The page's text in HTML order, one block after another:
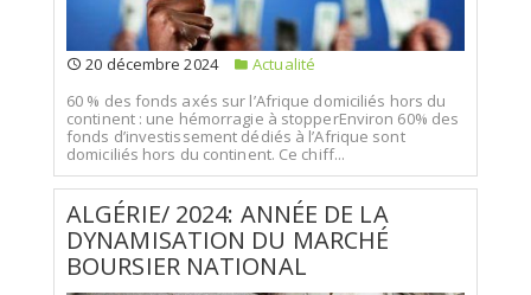
20 décembre 2024
Actualité
60 % des fonds axés sur l’Afrique domiciliés hors du
continent : une hémorragie à stopperEnviron 60% des
fonds d’investissement dédiés à l’Afrique sont
domiciliés hors du continent. Ce chiff...
ALGÉRIE/ 2024: ANNÉE DE LA
DYNAMISATION DU MARCHÉ
BOURSIER NATIONAL